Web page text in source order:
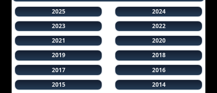
2025
2024
2023
2022
2021
2020
2019
2018
2017
2016
2015
2014